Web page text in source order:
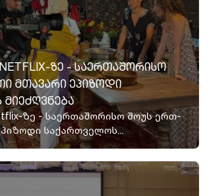
ᲖᲔ - ᲡᲐᲔᲠᲗᲐᲨᲝᲠᲘᲡᲝ
ᲛᲗᲐᲕᲐᲠᲘ ᲔᲞᲘᲖᲝᲓᲘ
ზე - საერთაშორისო შოუს ერთ-
საქართველოს...